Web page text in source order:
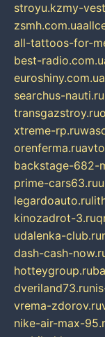
stroyu.kzmy-
zsmh.com.ua
all-tattoos-for-
best-
euroshiny.com.ua
searchus-nauti.ru
transgazstroy.ru
xtreme-rp.ru
orenferma.ru
backstage-682-
prime-cars63.ru
legardoauto.ru
kinozadrot-3.ru
udalenka-club.ru
dash-cash-
hotteygroup.ru
dveriland73.ru
vrema-zdorov.ru
nike-air-max-